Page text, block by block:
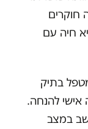
חוקרים
חיה עם
בתיק
להנחה.
במצב